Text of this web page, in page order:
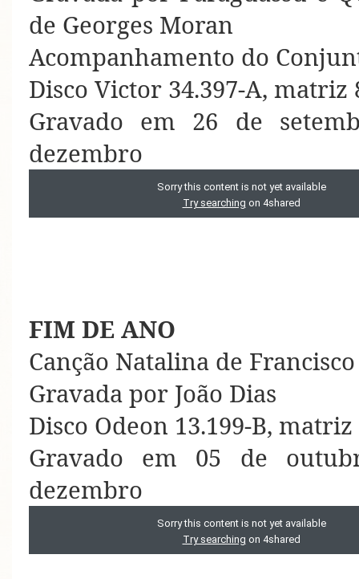
de Georges Moran
Acompanhamento do
Disco Victor 34.397-A, matriz
Gravado em 26 de
dezembro
FIM DE ANO
Canção Natalina de
Gravada por João Dias
Disco Odeon 13.199-B, matriz
Gravado em 05 de
dezembro